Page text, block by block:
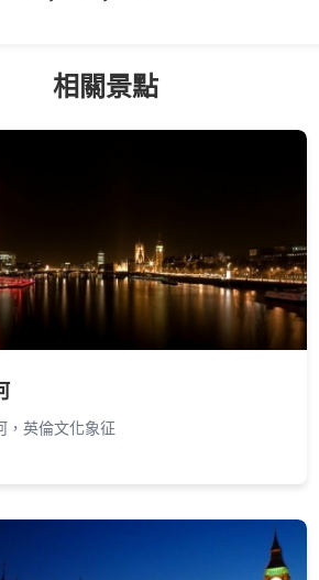
相關景點
，英倫文化象征